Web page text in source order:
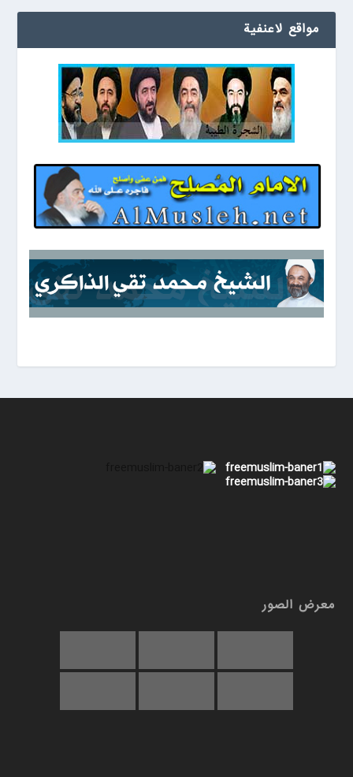
مواقع لاعنفیة
معرض الصور